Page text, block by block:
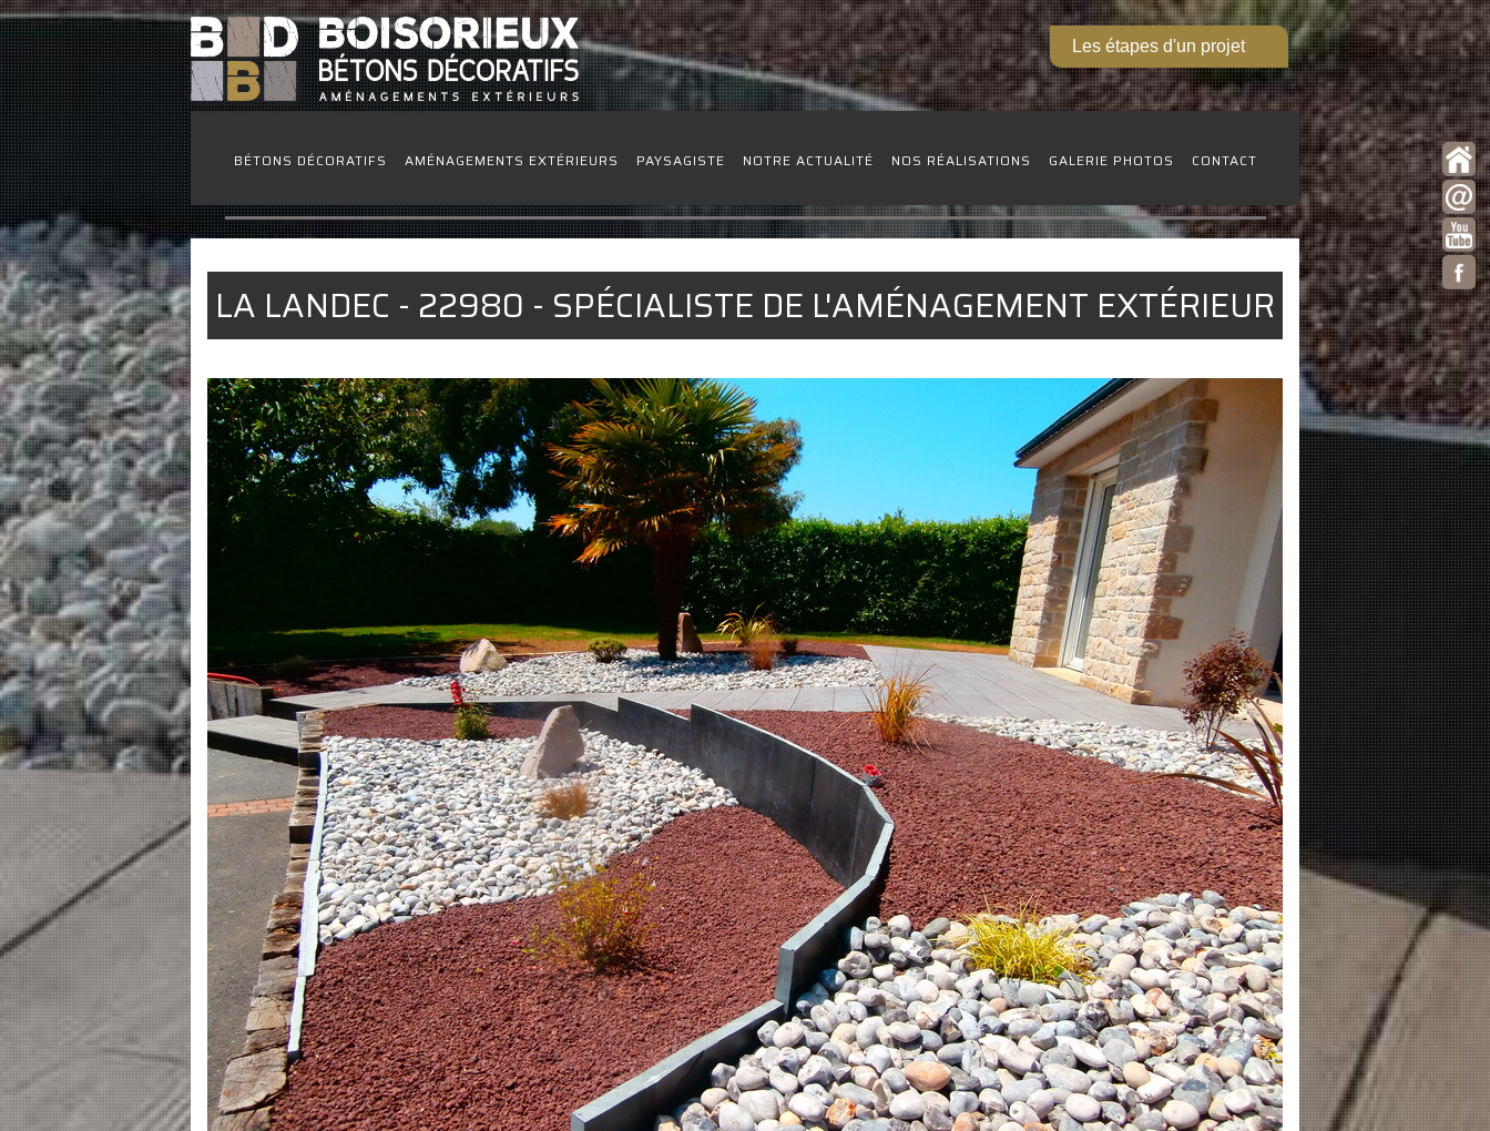
Les étapes d'un projet
BÉTONS DÉCORATIFS AMÉNAGEMENTS EXTÉRIEURS PAYSAGISTE NOTRE ACTUALITÉ NOS RÉALISATIONS GALERIE PHOTOS CONTACT
LA LANDEC - 22980 - SPÉCIALISTE DE L'AMÉNAGEMENT EXTÉRIEUR